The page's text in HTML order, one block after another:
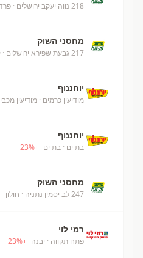
218 נווה יעקב ירושלים ·
מחסני השוק
217 גבעת שפירא ירושלים
יוחננוף
מודיעין כרמים · מודיעין
יוחננוף
בת ים · בת ים +
23%
מחסני השוק
247 לב יסמין נתניה · חולון
רמי לוי
פתח תקווה · יבנה +
23%